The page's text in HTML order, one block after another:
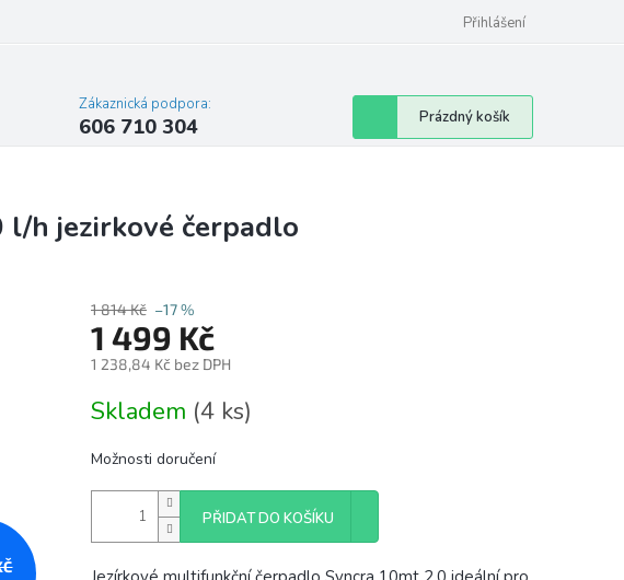
Přihlášení
Zákaznická podpora:
606 710 304
Nákupní
košík
Prázdný košík
l/h jezirkové čerpadlo
1 814 Kč –17 %
1 499 Kč
1 238,84 Kč bez DPH
cena:
Skladem (4 ks)
Možnosti doručení
PŘIDAT DO KOŠÍKU